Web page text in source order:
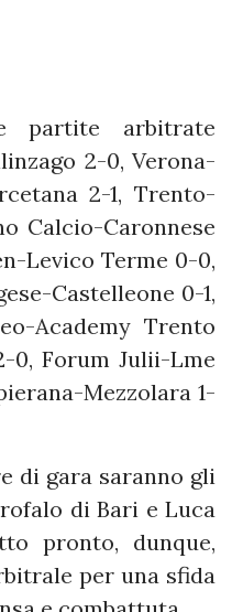
partite arbitrate
2-0, Verona-
2-1, Trento-
Calcio-Caronnese
Levico Terme 0-0,
Castelleone 0-1,
Academy Trento
0, Forum Julii-Lme
Mezzolara 1-
di gara saranno gli
di Bari e Luca
pronto, dunque,
per una sfida